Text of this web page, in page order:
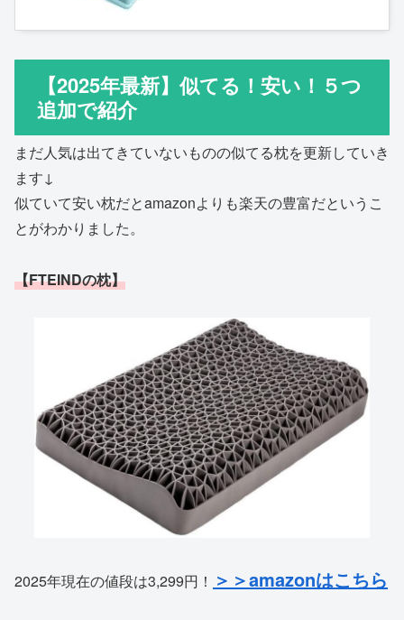
【2025年最新】似てる！安い！５つ
追加で紹介
まだ人気は出てきていないものの似てる枕を更新していき
ます↓
似ていて安い枕だとamazonよりも楽天の豊富だというこ
とがわかりました。
【FTEINDの枕】
2025年現在の値段は3,299円！ ＞＞amazonはこちら